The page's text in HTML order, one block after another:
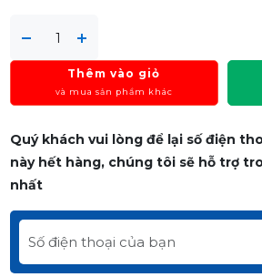
Thêm vào giỏ
và mua sản phẩm khác
Quý khách vui lòng để lại số điện
này hết hàng, chúng tôi sẽ hỗ trợ
nhất